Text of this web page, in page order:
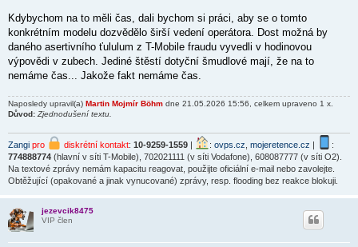
Kdybychom na to měli čas, dali bychom si práci, aby se o tomto
konkrétním modelu dozvědělo širší vedení operátora. Dost možná by
daného asertivního ťululum z T-Mobile fraudu vyvedli v hodinovou
výpovědi v zubech. Jediné štěstí dotyční šmudlové mají, že na to
nemáme čas... Jakože fakt nemáme čas.
Naposledy upravil(a) Martin Mojmír Böhm dne 21.05.2026 15:56, celkem upraveno 1 x.
Důvod: Zjednodušení textu.
Zangi pro diskrétní kontakt: 10-9259-1559 | : ovps.cz mojeretence.cz |
:
774888774 (hlavní v síti T-Mobile), 702021111 (v síti Vodafone), 608087777 (v síti O2).
Na textové zprávy nemám kapacitu reagovat, použijte oficiální e-mail nebo zavolejte.
Obtěžující (opakované a jinak vynucované) zprávy, resp. flooding bez reakce blokuji.
jezevcik8475
VIP člen